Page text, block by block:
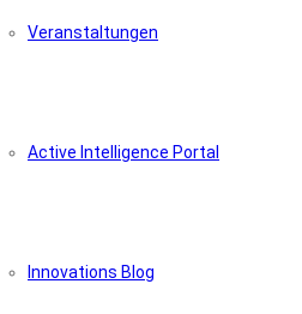
Veranstaltungen
Active Intelligence Portal
Innovations Blog
Suchkriterien entsprechen.